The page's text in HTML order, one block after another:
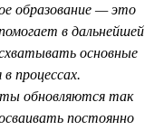
образование — это
в дальнейшей
основные
процессах.
обновляются так
постоянно